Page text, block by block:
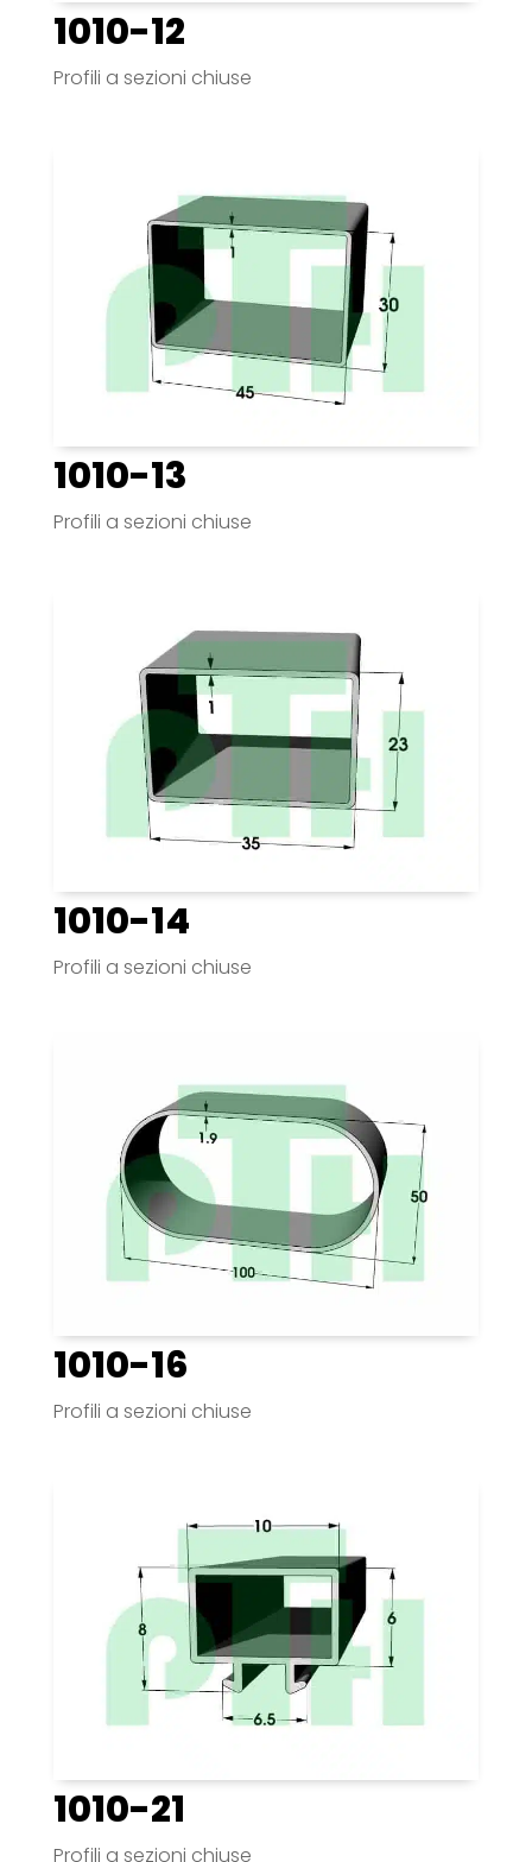
1010-12
Profili a sezioni chiuse
1010-13
Profili a sezioni chiuse
1010-14
Profili a sezioni chiuse
1010-16
Profili a sezioni chiuse
1010-21
Profili a sezioni chiuse